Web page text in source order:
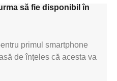
să fie disponibil în
primul smartphone
de înțeles că acesta va